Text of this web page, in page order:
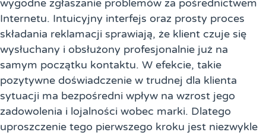
wygodne zgłaszanie problemów za pośrednictwem
Internetu. Intuicyjny interfejs oraz prosty proces
składania reklamacji sprawiają, że klient czuje się
wysłuchany i obsłużony profesjonalnie już na
samym początku kontaktu. W efekcie, takie
pozytywne doświadczenie w trudnej dla klienta
sytuacji ma bezpośredni wpływ na wzrost jego
zadowolenia i lojalności wobec marki. Dlatego
uproszczenie tego pierwszego kroku jest niezwykle